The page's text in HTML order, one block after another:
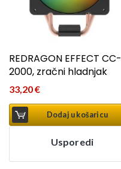
REDRAGON EFFECT CC-
2000, zračni hladnjak
33,20€
Dodaj u košaricu
Usporedi